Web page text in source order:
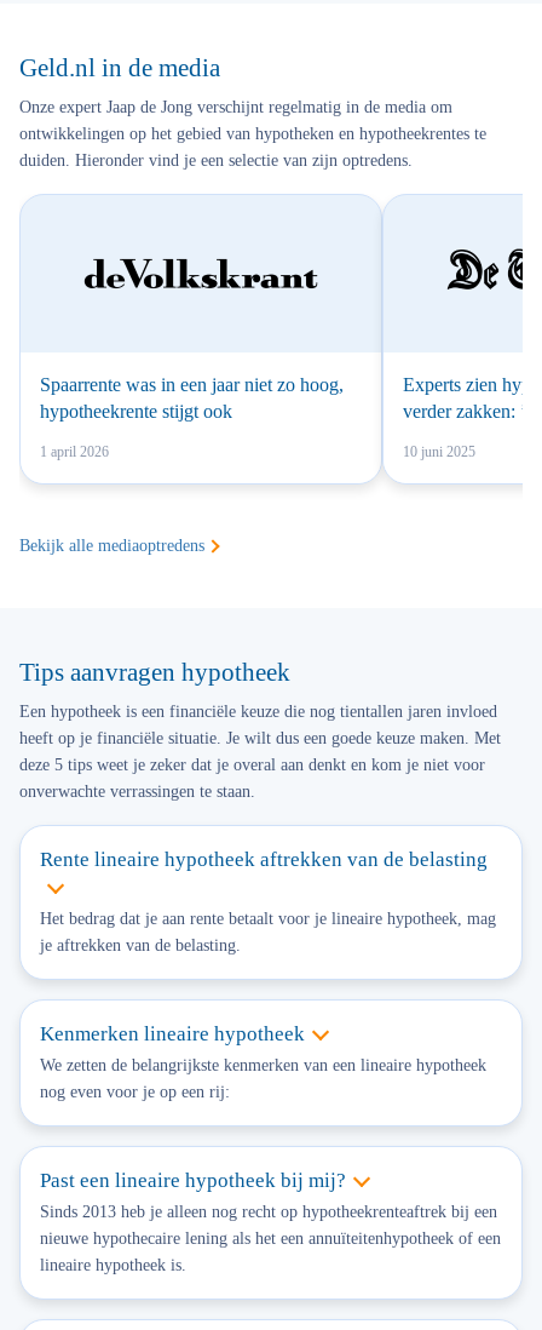
Geld.nl in de media
Onze expert Jaap de Jong verschijnt regelmatig in de media om
ontwikkelingen op het gebied van hypotheken en hypotheekrentes te
duiden. Hieronder vind je een selectie van zijn optredens.
Spaarrente was in een jaar niet zo hoog,
hypotheekrente stijgt ook
1 april 2026
Experts zien
verder zakken:
10 juni 2025
Bekijk alle mediaoptredens
Tips aanvragen hypotheek
Een hypotheek is een financiële keuze die nog tientallen jaren invloed
heeft op je financiële situatie. Je wilt dus een goede keuze maken. Met
deze 5 tips weet je zeker dat je overal aan denkt en kom je niet voor
onverwachte verrassingen te staan.
Rente lineaire hypotheek aftrekken van de belasting
Het bedrag dat je aan rente betaalt voor je lineaire hypotheek, mag
je aftrekken van de belasting.
Kenmerken lineaire hypotheek
We zetten de belangrijkste kenmerken van een lineaire hypotheek
nog even voor je op een rij:
Past een lineaire hypotheek bij mij?
Sinds 2013 heb je alleen nog recht op hypotheekrenteaftrek bij een
nieuwe hypothecaire lening als het een annuïteitenhypotheek of een
lineaire hypotheek is.